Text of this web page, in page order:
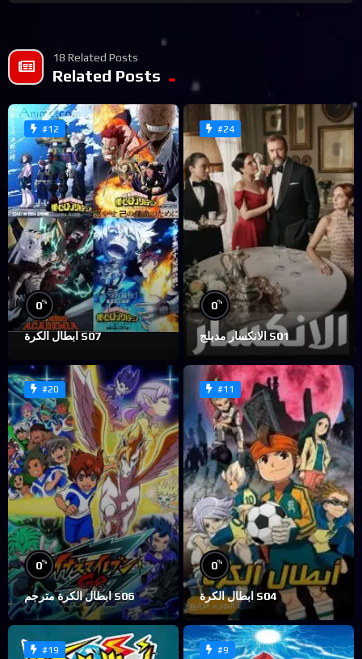
18 Related Posts
Related Posts
#12
0%
ابطال الكرة S07
#24
0%
الانكسار مدبلج S01
#20
0%
ابطال الكرة مترجم S06
#11
0%
ابطال الكرة S04
#19 #9